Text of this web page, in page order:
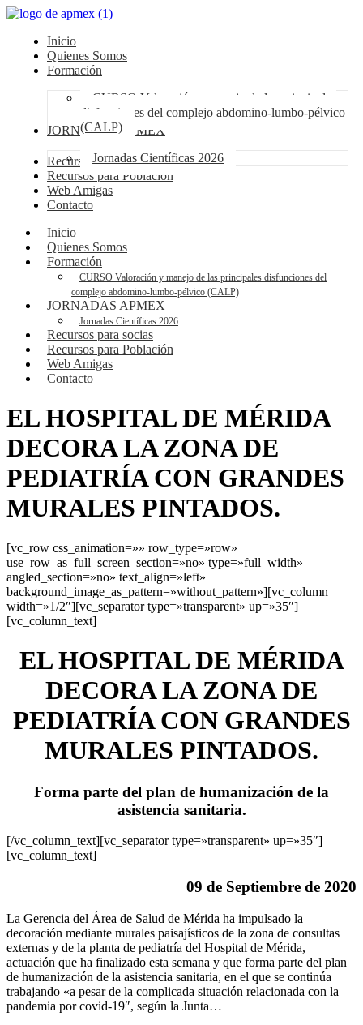
Inicio
Quienes Somos
Formación
CURSO Valoración y manejo de las principales
disfunciones del complejo abdomino-lumbo-pélvico
(CALP)
JORNADAS APMEX
Jornadas Científicas 2026
Recursos para socias
Recursos para Población
Web Amigas
Contacto
Inicio
Quienes Somos
Formación
CURSO Valoración y manejo de las principales disfunciones del
complejo abdomino-lumbo-pélvico (CALP)
JORNADAS APMEX
Jornadas Científicas 2026
Recursos para socias
Recursos para Población
Web Amigas
Contacto
EL HOSPITAL DE MÉRIDA
DECORA LA ZONA DE
PEDIATRÍA CON GRANDES
MURALES PINTADOS.
[vc_row css_animation=»» row_type=»row»
use_row_as_full_screen_section=»no» type=»full_width»
angled_section=»no» text_align=»left»
background_image_as_pattern=»without_pattern»][vc_column
width=»1/2″][vc_separator type=»transparent» up=»35″]
[vc_column_text]
EL HOSPITAL DE MÉRIDA
DECORA LA ZONA DE
PEDIATRÍA CON GRANDES
MURALES PINTADOS.
Forma parte del plan de humanización de la
asistencia sanitaria.
[/vc_column_text][vc_separator type=»transparent» up=»35″]
[vc_column_text]
09 de Septiembre de 2020
La Gerencia del Área de Salud de Mérida ha impulsado la
decoración mediante murales paisajísticos de la zona de consultas
externas y de la planta de pediatría del Hospital de Mérida,
actuación que ha finalizado esta semana y que forma parte del plan
de humanización de la asistencia sanitaria, en el que se continúa
trabajando «a pesar de la complicada situación relacionada con la
pandemia por covid-19″, según la Junta…